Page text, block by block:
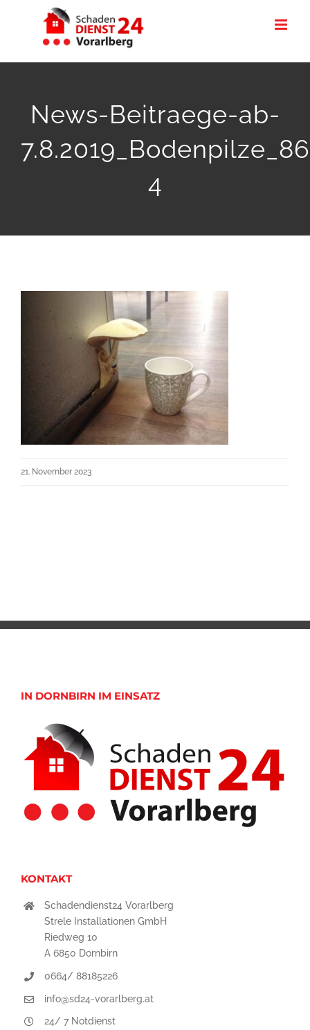
News-Beitraege-ab-
4
21. November 2023
IN DORNBIRN IM EINSATZ
KONTAKT
Schadendienst24 Vorarlberg
Strele Installationen GmbH
Riedweg 10
A 6850 Dornbirn
0664/ 88185226
info@sd24-vorarlberg.at
24/ 7 Notdienst